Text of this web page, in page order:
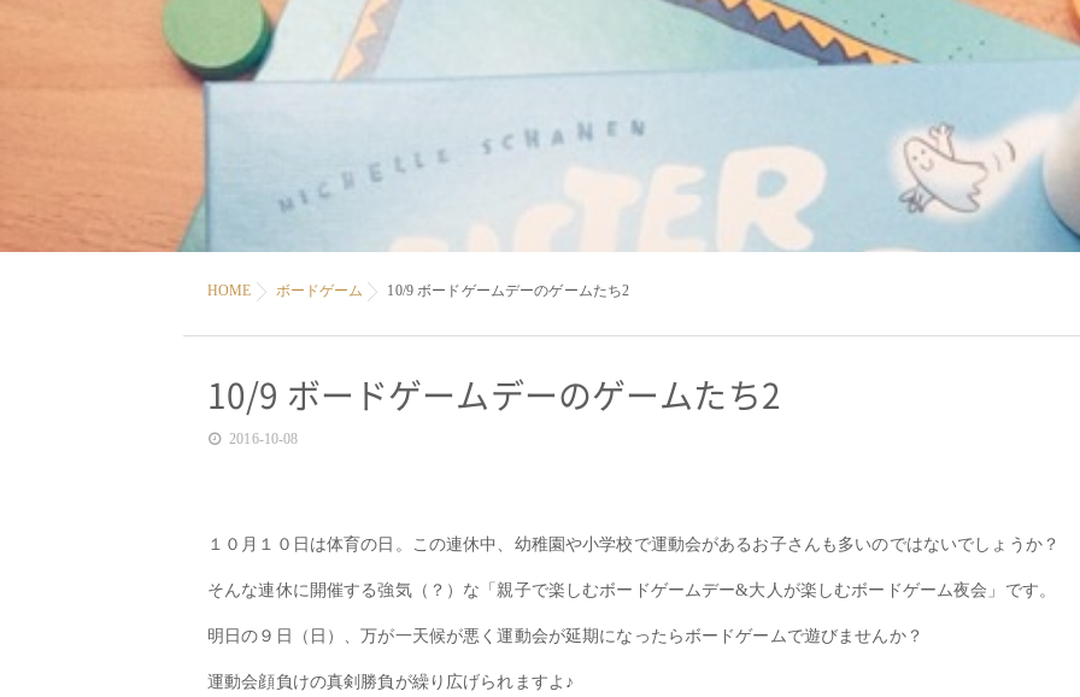
HOME ボードゲーム 10/9 ボードゲームデーのゲームたち2
10/9 ボードゲームデーのゲームたち2
2016-10-08
１０月１０日は体育の日。この連休中、幼稚園や小学校で運動会があるお子さんも多いのではないでしょうか？
そんな連休に開催する強気（？）な「親子で楽しむボードゲームデー&大人が楽しむボードゲーム夜会」です。
明日の９日（日）、万が一天候が悪く運動会が延期になったらボードゲームで遊びませんか？
運動会顔負けの真剣勝負が繰り広げられますよ♪